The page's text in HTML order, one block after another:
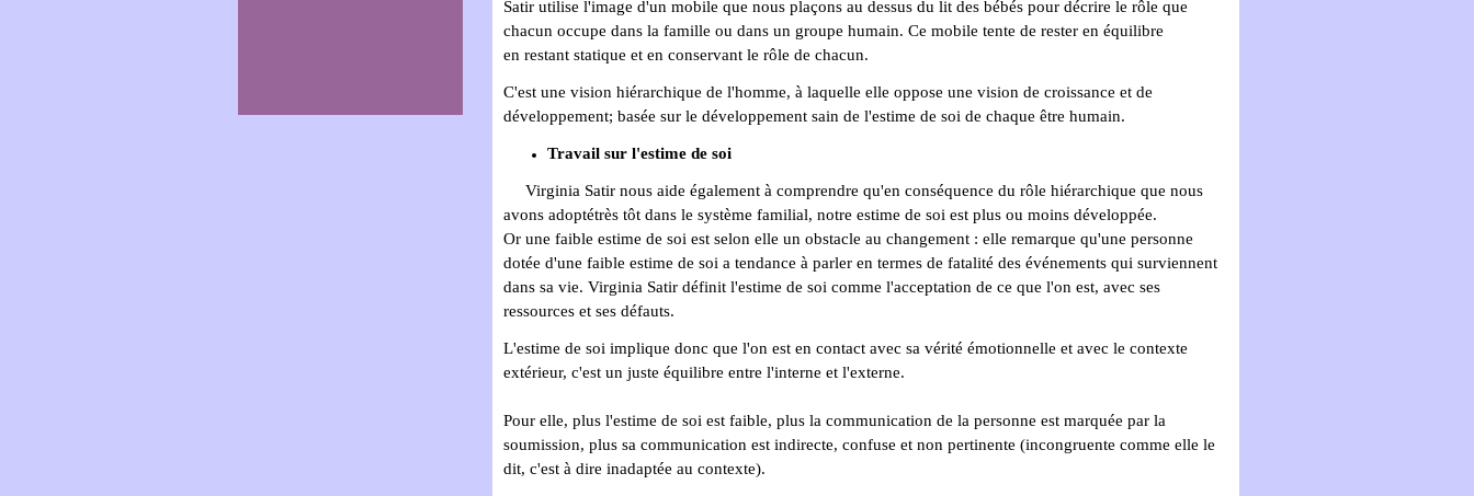
Satir utilise l'image d'un mobile que nous plaçons au dessus du lit des bébés pour décrire le rôle que
chacun occupe dans la famille ou dans un groupe humain. Ce mobile tente de rester en équilibre
en restant statique et en conservant le rôle de chacun.
C'est une vision hiérarchique de l'homme, à laquelle elle oppose une vision de croissance et de
développement; basée sur le développement sain de l'estime de soi de chaque être humain.
Travail sur l'estime de soi
Virginia Satir nous aide également à comprendre qu'en conséquence du rôle hiérarchique que nous
avons adoptétrès tôt dans le système familial, notre estime de soi est plus ou moins développée.
Or une faible estime de soi est selon elle un obstacle au changement : elle remarque qu'une personne
dotée d'une faible estime de soi a tendance à parler en termes de fatalité des événements qui surviennent
dans sa vie. Virginia Satir définit l'estime de soi comme l'acceptation de ce que l'on est, avec ses
ressources et ses défauts.
L'estime de soi implique donc que l'on est en contact avec sa vérité émotionnelle et avec le contexte
extérieur, c'est un juste équilibre entre l'interne et l'externe.
Pour elle, plus l'estime de soi est faible, plus la communication de la personne est marquée par la
soumission, plus sa communication est indirecte, confuse et non pertinente (incongruente comme elle le
dit, c'est à dire inadaptée au contexte).